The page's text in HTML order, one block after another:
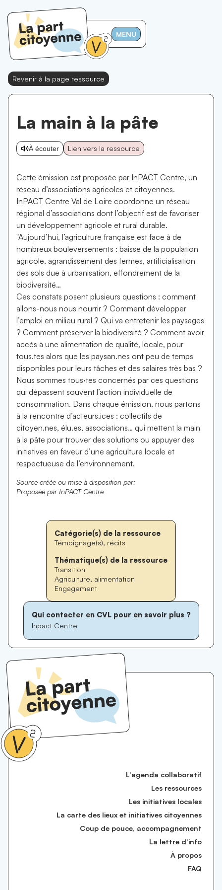
MENU
Revenir à la page ressource
La main à la pâte
À écouter Lien vers la ressource
Cette émission est proposée par InPACT Centre, un
réseau d’associations agricoles et citoyennes.
InPACT Centre Val de Loire coordonne un réseau
régional d’associations dont l’objectif est de favoriser
un développement agricole et rural durable.
"Aujourd’hui, l’agriculture française est face à de
nombreux bouleversements : baisse de la population
agricole, agrandissement des fermes, artificialisation
des sols due à urbanisation, effondrement de la
biodiversité…
Ces constats posent plusieurs questions : comment
allons-nous nous nourrir ? Comment développer
l’emploi en milieu rural ? Qui va entretenir les paysages
? Comment préserver la biodiversité ? Comment avoir
accès à une alimentation de qualité, locale, pour
tous.tes alors que les paysan.nes ont peu de temps
disponibles pour leurs tâches et des salaires très bas ?
Nous sommes tous·tes concernés par ces questions
qui dépassent souvent l’action individuelle de
consommation. Dans chaque émission, nous partons
à la rencontre d’acteurs.ices : collectifs de
citoyen.nes, élu.es, associations… qui mettent la main
à la pâte pour trouver des solutions ou appuyer des
initiatives en faveur d’une agriculture locale et
respectueuse de l’environnement.
Source créée ou mise à disposition par:
Proposée par InPACT Centre
Catégorie(s) de la ressource
Témoignage(s), récits
Thématique(s) de la ressource
Transition
Agriculture, alimentation
Engagement
Qui contacter en CVL pour en savoir plus ?
Inpact Centre
L'agenda collaboratif
Les ressources
Les initiatives locales
La carte des lieux et initiatives citoyennes
Coup de pouce, accompagnement
La lettre d'info
À propos
FAQ